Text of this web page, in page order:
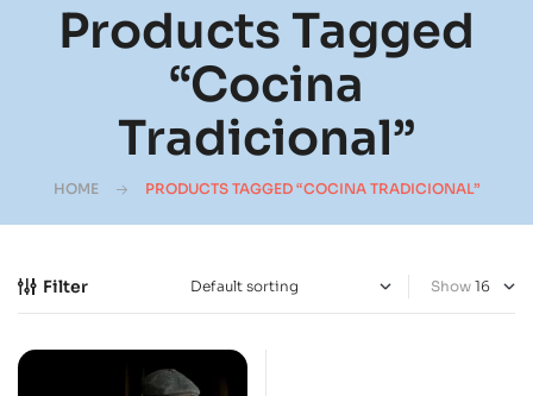
Products Tagged
“cocina
Tradicional”
HOME PRODUCTS TAGGED “COCINA TRADICIONAL”
Filter Show